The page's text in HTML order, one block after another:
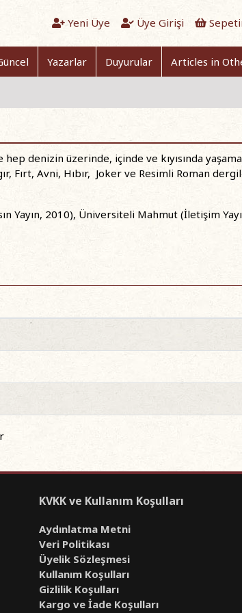
Yeni Üye Üye Girişi
Yazarlar Duyurular Articles in
hep denizin üzerinde, içinde ve kıyısında
Fırt, Avni, Hıbır, Joker ve Resimli Roman
Yayın, 2010), Üniversiteli Mahmut (İletişim
KVKK ve Kullanım Koşulları
Aydınlatma Metni
Veri Politikası
Üyelik Sözleşmesi
Kullanım Koşulları
Gizlilik Koşulları
Kargo ve İade Koşulları